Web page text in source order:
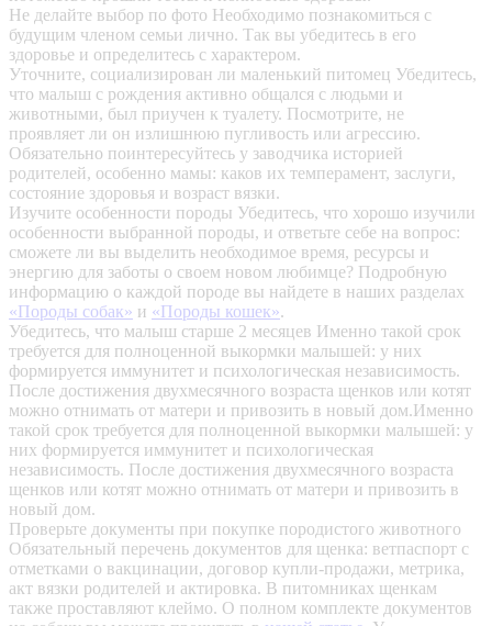
Не делайте выбор по фото Необходимо познакомиться с
будущим членом семьи лично. Так вы убедитесь в его
здоровье и определитесь с характером.
Уточните, социализирован ли маленький питомец Убедитесь,
что малыш с рождения активно общался с людьми и
животными, был приучен к туалету. Посмотрите, не
проявляет ли он излишнюю пугливость или агрессию.
Обязательно поинтересуйтесь у заводчика историей
родителей, особенно мамы: каков их темперамент, заслуги,
состояние здоровья и возраст вязки.
Изучите особенности породы Убедитесь, что хорошо изучили
особенности выбранной породы, и ответьте себе на вопрос:
сможете ли вы выделить необходимое время, ресурсы и
энергию для заботы о своем новом любимце? Подробную
информацию о каждой породе вы найдете в наших разделах
«Породы собак» и «Породы кошек».
Убедитесь, что малыш старше 2 месяцев Именно такой срок
требуется для полноценной выкормки малышей: у них
формируется иммунитет и психологическая независимость.
После достижения двухмесячного возраста щенков или котят
можно отнимать от матери и привозить в новый дом.Именно
такой срок требуется для полноценной выкормки малышей: у
них формируется иммунитет и психологическая
независимость. После достижения двухмесячного возраста
щенков или котят можно отнимать от матери и привозить в
новый дом.
Проверьте документы при покупке породистого животного
Обязательный перечень документов для щенка: ветпаспорт с
отметками о вакцинации, договор купли-продажи, метрика,
акт вязки родителей и актировка. В питомниках щенкам
также проставляют клеймо. О полном комплекте документов